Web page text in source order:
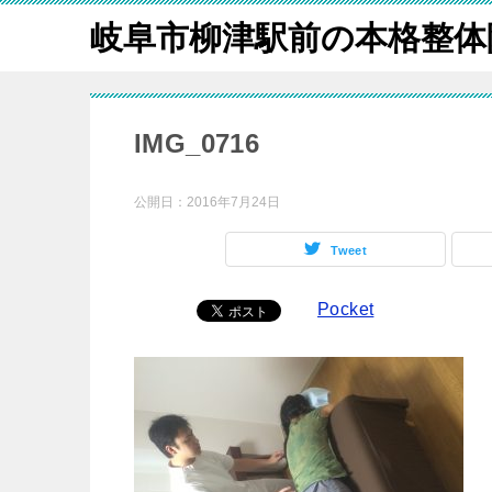
岐阜市柳津駅前の本格整体
IMG_0716
公開日： 2016年7月24日
Tweet
Pocket